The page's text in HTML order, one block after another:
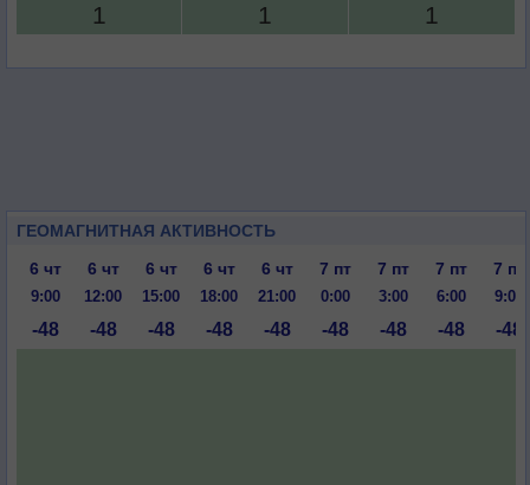
1 1 1
ГЕОМАГНИТНАЯ АКТИВНОСТЬ
6 чт
6 чт 6 чт 6 чт 6 чт 7 пт 7 пт 7 пт 7 пт
9:00 12:00 15:00 18:00 21:00 0:00 3:00 6:00 9:00
-48 -48 -48 -48 -48 -48 -48 -48 -48